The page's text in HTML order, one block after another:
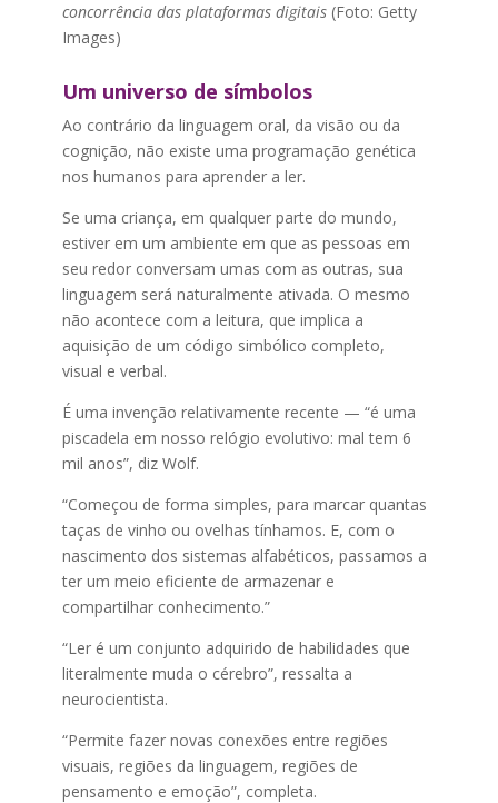
concorrência das plataformas digitais(Foto: Getty
Images)
Um universo de símbolos
Ao contrário da linguagem oral, da visão ou da
cognição, não existe uma programação genética
nos humanos para aprender a ler.
Se uma criança, em qualquer parte do mundo,
estiver em um ambiente em que as pessoas em
seu redor conversam umas com as outras, sua
linguagem será naturalmente ativada. O mesmo
não acontece com a leitura, que implica a
aquisição de um código simbólico completo,
visual e verbal.
É uma invenção relativamente recente — “é uma
piscadela em nosso relógio evolutivo: mal tem 6
mil anos”, diz Wolf.
“Começou de forma simples, para marcar quantas
taças de vinho ou ovelhas tínhamos. E, com o
nascimento dos sistemas alfabéticos, passamos a
ter um meio eficiente de armazenar e
compartilhar conhecimento.”
“Ler é um conjunto adquirido de habilidades que
literalmente muda o cérebro”, ressalta a
neurocientista.
“Permite fazer novas conexões entre regiões
visuais, regiões da linguagem, regiões de
pensamento e emoção”, completa.